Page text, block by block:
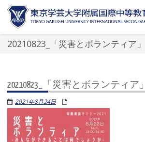
20210823_「災害とボランティア」
20210823_「災害とボランティア」
2021年8月24日